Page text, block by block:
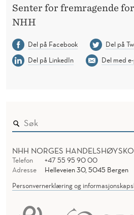
Senter for fremragende
NHH
Del på Facebook
Del på
Del på LinkedIn
Del med
NHH NORGES
Telefon
+47 55 95 90 00
Adresse
Helleveien 30, 5045 Bergen
Personvernerklæring og